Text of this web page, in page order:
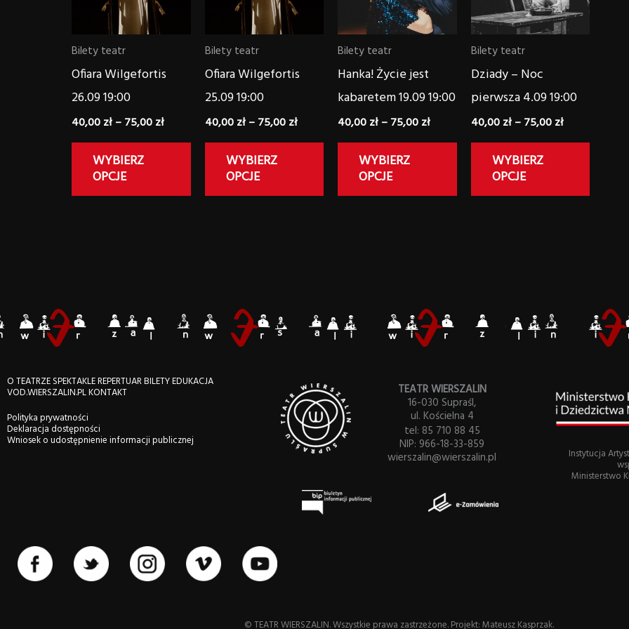
Bilety teatr
Ofiara Wilgefortis
26.09 19:00
40,00zł–75,00zł
WYBIERZ
OPCJE
wariantów.
Opcje
można
wybrać
produktu
Bilety teatr
Ofiara Wilgefortis
25.09 19:00
40,00zł – 75,00zł
WYBIERZ
OPCJE
wariantów.
Opcje
można
wybrać
produktu
Bilety teatr
Hanka! Życie jest
kabaretem 19.09 19:00
40,00zł–75,00zł
WYBIERZ
OPCJE
wariantów.
Opcje
można
wybrać
produktu
Bilety teatr
Dziady – Noc
pierwsza 4.09 19:00
40,00zł – 75,00zł
WYBIERZ
OPCJE
O TEATRZESPEKTAKLEREPERTUARBILETYEDUKACJA
VOD.WIERSZALIN.PLKONTAKT
Polityka prywatności
Deklaracja dostępności
Wniosek o udostępnienie informacji publicznej
TEATR WIERSZALIN
16-030 Supraśl,
ul. Kościelna 4
tel: 85 710 88 45
NIP: 966-18-33-859
wierszalin@wierszalin.pl Instytucja
Ministerstwo
©️ TEATR WIERSZALIN. Wszystkie prawa zastrzeżone.Projekt: Mateusz Kasprzak.